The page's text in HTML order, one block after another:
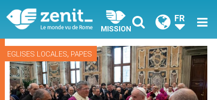
MISSION
FR
EGLISES LOCALES, PAPES